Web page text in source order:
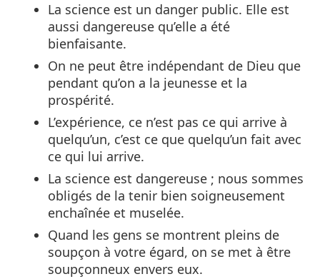
La science est un danger public. Elle est
aussi dangereuse qu’elle a été
bienfaisante.
On ne peut être indépendant de Dieu que
pendant qu’on a la jeunesse et la
prospérité.
L’expérience, ce n’est pas ce qui arrive à
quelqu’un, c’est ce que quelqu’un fait avec
ce qui lui arrive.
La science est dangereuse ; nous sommes
obligés de la tenir bien soigneusement
enchaînée et muselée.
Quand les gens se montrent pleins de
soupçon à votre égard, on se met à être
soupçonneux envers eux.